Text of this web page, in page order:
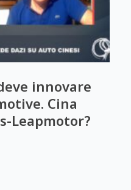
innovare
Cina
Leapmotor?